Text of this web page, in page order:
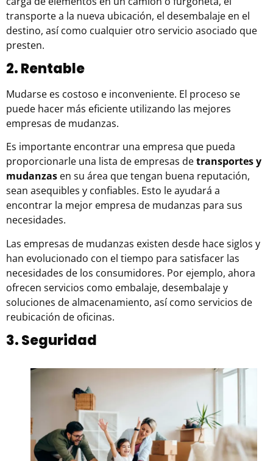
transporte a la nueva ubicación, el desembalaje en el
destino, así como cualquier otro servicio asociado que
presten.
2. Rentable
Mudarse es costoso e inconveniente. El proceso se
puede hacer más eficiente utilizando las mejores
empresas de mudanzas.
Es importante encontrar una empresa que pueda
proporcionarle una lista de empresas detransportes y
mudanzas en su área que tengan buena reputación,
sean asequibles y confiables. Esto le ayudará a
encontrar la mejor empresa de mudanzas para sus
necesidades.
Las empresas de mudanzas existen desde hace siglos y
han evolucionado con el tiempo para satisfacer las
necesidades de los consumidores. Por ejemplo, ahora
ofrecen servicios como embalaje, desembalaje y
soluciones de almacenamiento, así como servicios de
reubicación de oficinas.
3. Seguridad